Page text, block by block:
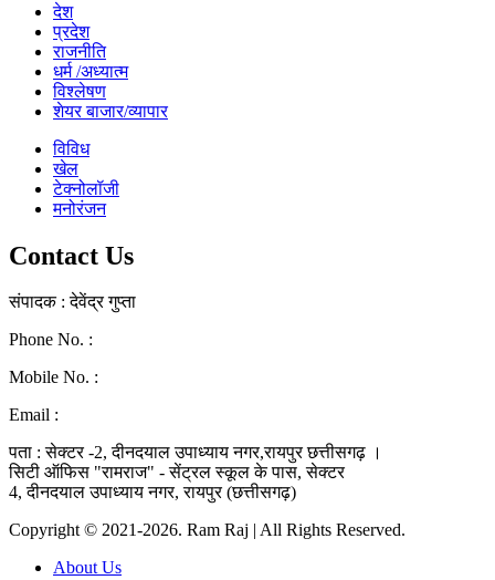
देश
प्रदेश
राजनीति
धर्म /अध्यात्म
विश्लेषण
शेयर बाजार/व्यापार
विविध
खेल
टेक्नोलॉजी
मनोरंजन
Contact Us
संपादक : देवेंद्र गुप्ता
Phone No. :
Mobile No. :
Email :
पता : सेक्टर -2, दीनदयाल उपाध्याय नगर,रायपुर छत्तीसगढ़ ।
सिटी ऑफिस "रामराज" - सेंट्रल स्कूल के पास, सेक्टर
4, दीनदयाल उपाध्याय नगर, रायपुर (छत्तीसगढ़)
Copyright © 2021-2026. Ram Raj | All Rights Reserved.
About Us